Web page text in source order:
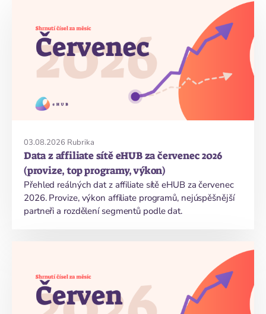
03.08.2026 Rubrika
Data z affiliate sítě eHUB za červenec 2026
(provize, top programy, výkon)
Přehled reálných dat z affiliate sítě eHUB za červenec
2026. Provize, výkon affiliate programů, nejúspěšnější
partneři a rozdělení segmentů podle dat.